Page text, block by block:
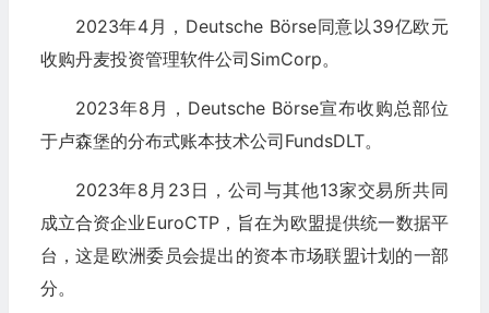
2023年4月，Deutsche Börse同意以39亿欧元
收购丹麦投资管理软件公司SimCorp。
2023年8月，Deutsche Börse宣布收购总部位
于卢森堡的分布式账本技术公司FundsDLT。
2023年8月23日，公司与其他13家交易所共同
成立合资企业EuroCTP，旨在为欧盟提供统一数据平
台，这是欧洲委员会提出的资本市场联盟计划的一部
分。